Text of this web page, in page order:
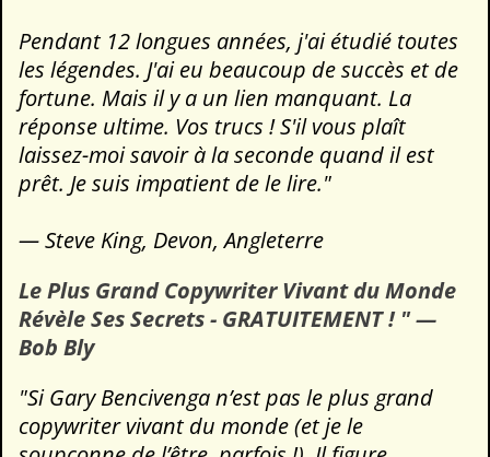
Pendant 12 longues années, j'ai étudié toutes
les légendes. J'ai eu beaucoup de succès et de
fortune. Mais il y a un lien manquant. La
réponse ultime. Vos trucs ! S'il vous plaît
laissez-moi savoir à la seconde quand il est
prêt. Je suis impatient de le lire."
— Steve King, Devon, Angleterre
Le Plus Grand Copywriter Vivant du Monde
Révèle Ses Secrets - GRATUITEMENT ! " —
Bob Bly
"Si Gary Bencivenga n’est pas le plus grand
copywriter vivant du monde (et je le